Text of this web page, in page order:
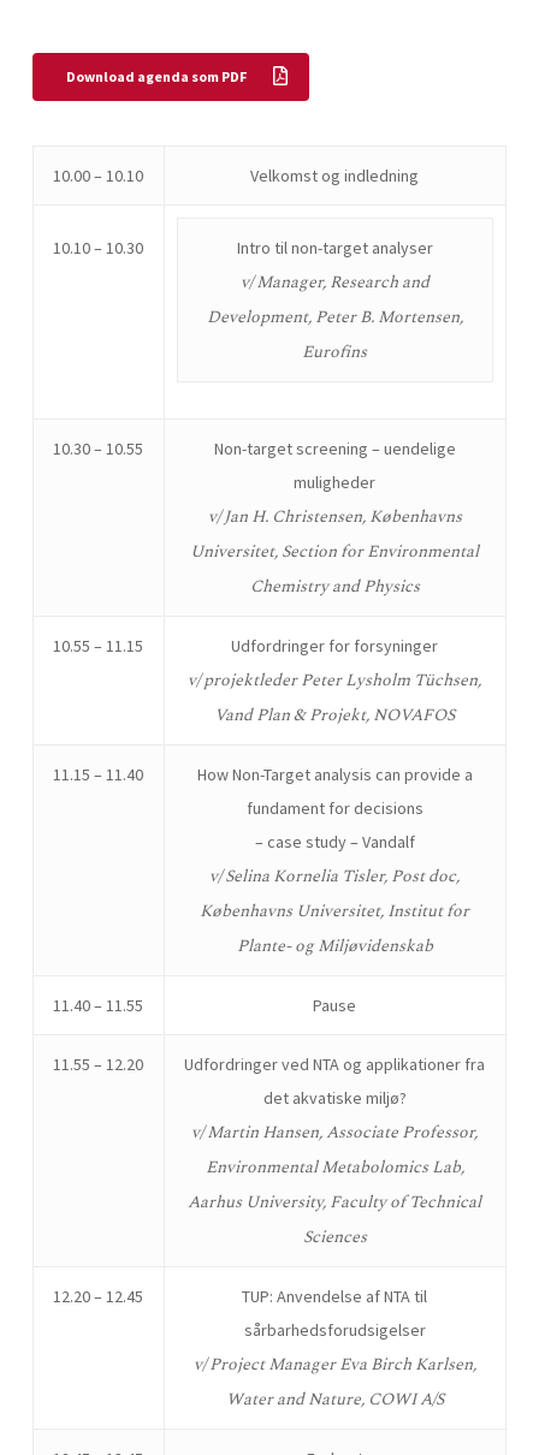
Download agenda som PDF
10.00 – 10.10 Velkomst og indledning
10.10 – 10.30 Intro til non-target analyser
v/ Manager, Research and
Development, Peter B. Mortensen,
Eurofins
10.30 – 10.55
Non-target screening – uendelige
muligheder
v/ Jan H. Christensen, Københavns
Universitet,Section for Environmental
Chemistry and Physics
10.55 – 11.15 Udfordringer for forsyninger
v/ projektlederPeter Lysholm Tüchsen,
Vand Plan & Projekt, NOVAFOS
11.15 – 11.40
How Non-Target analysis can provide a
fundament for decisions
– case study – Vandalf
v/ Selina Kornelia Tisler, Post doc,
Københavns Universitet, Institut for
Plante- og Miljøvidenskab
11.40 – 11.55 Pause
11.55 – 12.20
Udfordringer ved NTA og applikationer fra
det akvatiske miljø?
v/Martin Hansen, Associate Professor,
Environmental Metabolomics Lab,
Aarhus University, Faculty of Technical
Sciences
12.20 – 12.45
TUP: Anvendelse af NTA til
sårbarhedsforudsigelser
v/ Project Manager Eva Birch Karlsen,
Water and Nature, COWI A/S